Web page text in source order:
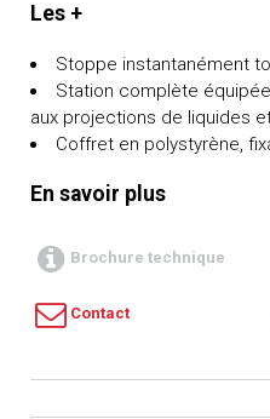
Les +
Stoppe instantanément
Station complète
aux projections de liquides
Coffret en polystyrène,
En savoir plus
Brochure technique
Contact